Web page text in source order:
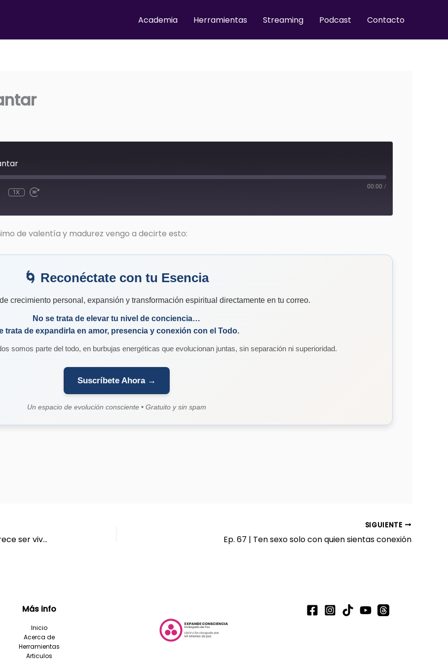
Academia Herramientas Streaming Podcast Contacto
1X
00:00 /
de valentía y madurez vengo a decirte esto:
🌀 Reconéctate con tu Esencia
crecimiento personal, expansión y transformación espiritual directamente en tu correo.
No se trata de elevar tu nivel de conciencia…
trata de expandirla en amor, presencia y conexión con el Todo.
somos parte del todo, en burbujas energéticas que evolucionan juntas, sin separación ni superioridad.
Suscríbete Ahora →
Un espacio de evolución consciente • Gratuito y sin spam
Ep. 65 | Como darte cuenta que ese amor merece ser vivido
SIGUIENTE
Ep. 67 | Ten sexo solo con quien sientas conexión
Más info
Inicio
Acerca de
Herramientas
Articulos